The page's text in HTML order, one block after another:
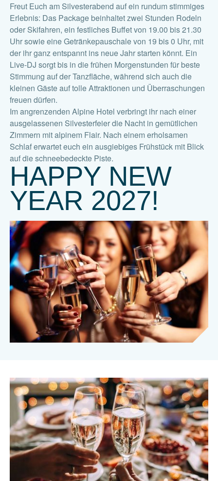
Freut Euch am Silvesterabend auf ein rundum stimmiges
Erlebnis: Das Package beinhaltet zwei Stunden Rodeln
oder Skifahren, ein festliches Buffet von 19.00 bis 21.30
Uhr sowie eine Getränkepauschale von 19 bis 0 Uhr, mit
der ihr ganz entspannt ins neue Jahr starten könnt. Ein
Live-DJ sorgt bis in die frühen Morgenstunden für beste
Stimmung auf der Tanzfläche, während sich auch die
kleinen Gäste auf tolle Attraktionen und Überraschungen
freuen dürfen.
Im angrenzenden Alpine Hotel verbringt ihr nach einer
ausgelassenen Silvesterfeier die Nacht in gemütlichen
Zimmern mit alpinem Flair. Nach einem erholsamen
Schlaf erwartet euch ein ausgiebiges Frühstück mit Blick
auf die schneebedeckte Piste.
HAPPY NEW
YEAR 2027!